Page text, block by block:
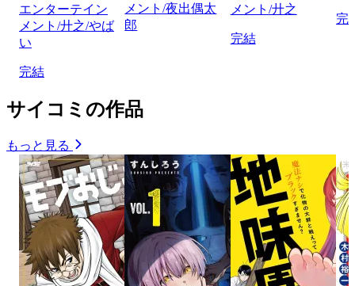
エンターテイン
メント/廾之/やば
い
完結
メント/夜出偶太
郎
メント/廾之
完結
完
サイコミの作品
もっと見る